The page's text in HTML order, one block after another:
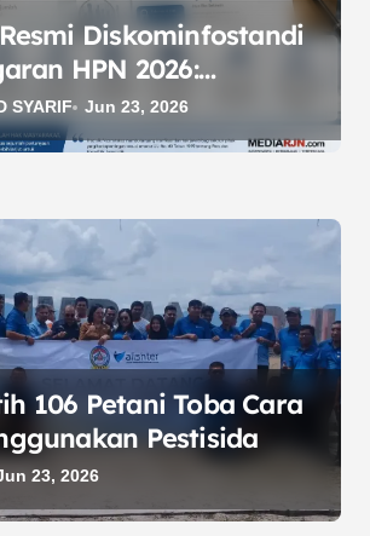
Diskominfostandi
HPN 2026:
Disampaikan,
Terus Didorong
SYARIF Jun 23, 2026
106 Petani Toba Cara
Pestisida
23, 2026